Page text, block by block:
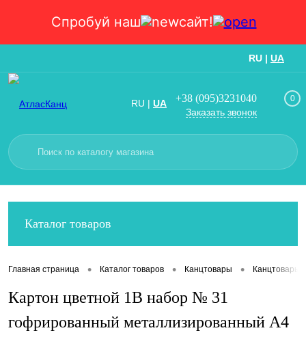
Спробуй наш сайт!
RU | UA
RU | UA +38 (095)3231040
Заказать звонок
0
Каталог товаров
Главная страница • Каталог товаров • Канцтовары • Канцтовары
Картон цветной 1В набор № 31
гофрированный металлизированный А4